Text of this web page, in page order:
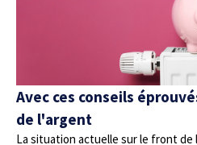
Avec ces conseils
de l'argent
La situation actuelle sur le front de